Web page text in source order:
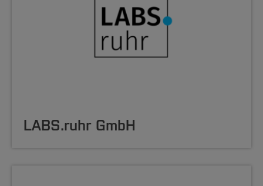
LABS.ruhr GmbH